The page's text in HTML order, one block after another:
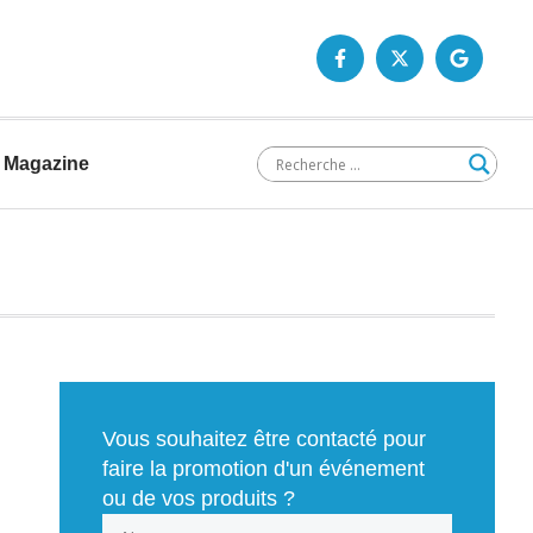
Magazine
Vous souhaitez être contacté pour
faire la promotion d'un événement
ou de vos produits ?